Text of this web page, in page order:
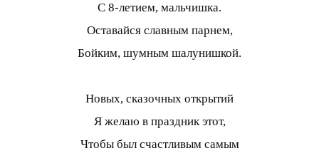
С 8-летием, мальчишка.
Оставайся славным парнем,
Бойким, шумным шалунишкой.
Новых, сказочных открытий
Я желаю в праздник этот,
Чтобы был счастливым самым